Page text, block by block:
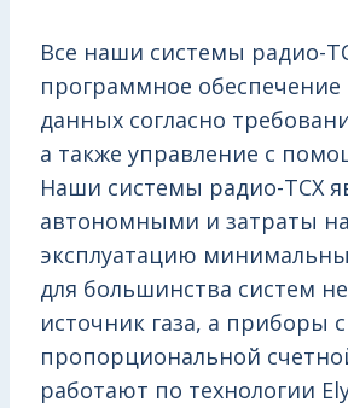
Все наши системы радио-
программное обеспечение
данных согласно
а также управление с
Наши системы радио-ТСХ
автономными и затраты
эксплуатацию
для большинства систем
источник газа, а приборы
пропорциональной
работают по технологии